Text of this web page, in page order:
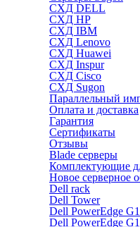
СХД DELL
СХД HP
СХД IBM
СХД Lenovo
СХД Huawei
СХД Inspur
СХД Cisco
СХД Sugon
Параллельный
Оплата и доставка
Гарантия
Сертификаты
Отзывы
Blade серверы
Комплектующие
Новое серверное
Dell rack
Dell Tower
Dell PowerEdge
Dell PowerEdge